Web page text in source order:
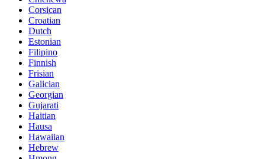
Corsican
Croatian
Dutch
Estonian
Filipino
Finnish
Frisian
Galician
Georgian
Gujarati
Haitian
Hausa
Hawaiian
Hebrew